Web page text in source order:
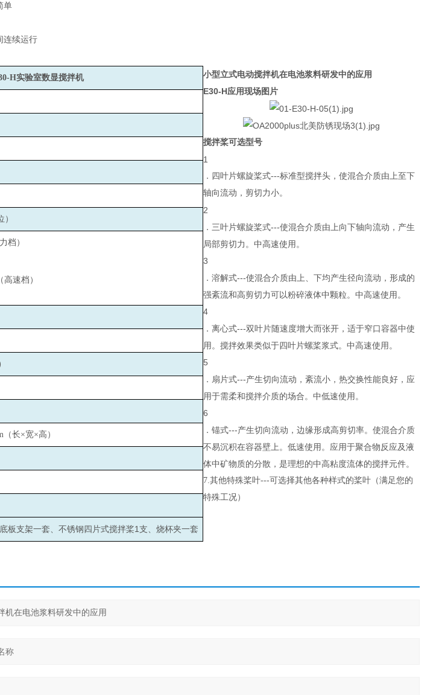
单
连续运行
H实验室数显搅拌机
档）
速档）
（长×宽×高）
板支架一套、不锈钢四片式搅拌桨1 支、烧杯夹一套
小型立式电动搅拌机在电池浆料研发中的应用
E30-H应用现场图片
搅拌桨可选型号
1
．四叶片螺旋桨式---标准型搅拌头，使混合介质由上至下
轴向流动，剪切力小。
2
．三叶片螺旋桨式---使混合介质由上向下轴向流动，产生
局部剪切力。中高速使用。
3
．溶解式---使混合介质由上、下均产生径向流动，形成的
强紊流和高剪切力可以粉碎液体中颗粒。中高速使用。
4
．离心式---双叶片随速度增大而张开，适于窄口容器中使
用。搅拌效果类似于四叶片螺桨浆式。中高速使用。
5
．扇片式---产生切向流动，紊流小，热交换性能良好，应
用于需柔和搅拌介质的场合。中低速使用。
6
．锚式---产生切向流动，边缘形成高剪切率。使混合介质
不易沉积在容器壁上。低速使用。应用于聚合物反应及液
体中矿物质的分散，是理想的中高粘度流体的搅拌元件。
7.其他特殊桨叶---可选择其他各种样式的桨叶（满足您的
特殊工况）